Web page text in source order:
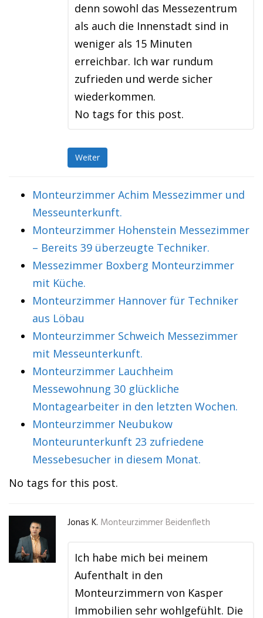
denn sowohl das Messezentrum
als auch die Innenstadt sind in
weniger als 15 Minuten
erreichbar. Ich war rundum
zufrieden und werde sicher
wiederkommen.
No tags for this post.
Weiter
Monteurzimmer Achim Messezimmer und
Messeunterkunft.
Monteurzimmer Hohenstein Messezimmer
– Bereits 39 überzeugte Techniker.
Messezimmer Boxberg Monteurzimmer
mit Küche.
Monteurzimmer Hannover für Techniker
aus Löbau
Monteurzimmer Schweich Messezimmer
mit Messeunterkunft.
Monteurzimmer Lauchheim
Messewohnung 30 glückliche
Montagearbeiter in den letzten Wochen.
Monteurzimmer Neubukow
Monteurunterkunft 23 zufriedene
Messebesucher in diesem Monat.
No tags for this post.
Jonas K. Monteurzimmer Beidenfleth
Ich habe mich bei meinem
Aufenthalt in den
Monteurzimmern von Kasper
Immobilien sehr wohlgefühlt. Die